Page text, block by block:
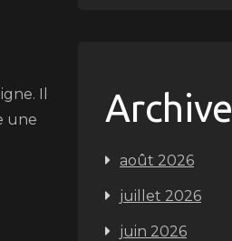
Il
une
Archive
août 2026
juillet 2026
juin 2026